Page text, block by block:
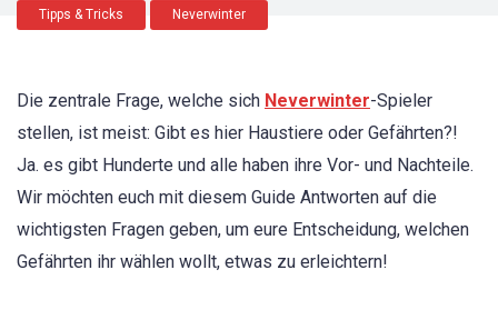
Tipps & Tricks Neverwinter
Die zentrale Frage, welche sich Neverwinter-Spieler
stellen, ist meist: Gibt es hier Haustiere oder Gefährten?!
Ja. es gibt Hunderte und alle haben ihre Vor- und Nachteile.
Wir möchten euch mit diesem Guide Antworten auf die
wichtigsten Fragen geben, um eure Entscheidung, welchen
Gefährten ihr wählen wollt, etwas zu erleichtern!